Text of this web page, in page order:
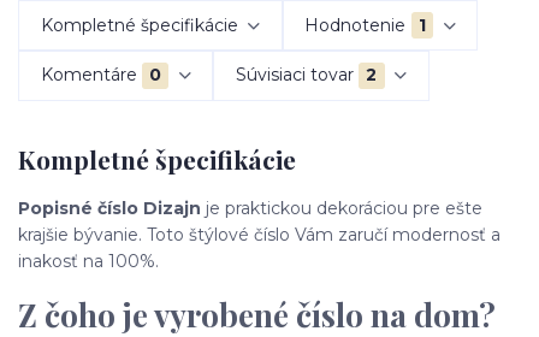
Kompletné špecifikácie Hodnotenie 1
Komentáre 0 Súvisiaci tovar 2
Kompletné špecifikácie
Popisné číslo Dizajn je praktickou dekoráciou pre ešte
krajšie bývanie. Toto štýlové číslo Vám zaručí modernosť a
inakosť na 100%.
Z čoho je vyrobené číslo na dom?